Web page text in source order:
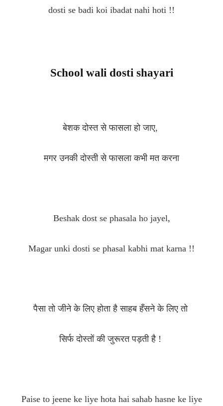
dosti se badi koi ibadat nahi hoti !!
School wali dosti shayari
बेशक दोस्त से फासला हो जाए,
मगर उनकी दोस्ती से फासला कभी मत करना
Beshak dost se phasala ho jayel,
Magar unki dosti se phasal kabhi mat karna !!
पैसा तो जीने के लिए होता है साहब हँसने के लिए तो
सिर्फ दोस्तों की जुरूरत पड़ती है !
Paise to jeene ke liye hota hai sahab hasne ke liye